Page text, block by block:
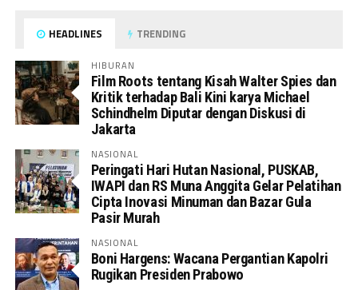
HEADLINES TRENDING
HIBURAN
Film Roots tentang Kisah Walter Spies dan
Kritik terhadap Bali Kini karya Michael
Schindhelm Diputar dengan Diskusi di
Jakarta
NASIONAL
Peringati Hari Hutan Nasional, PUSKAB,
IWAPI dan RS Muna Anggita Gelar Pelatihan
Cipta Inovasi Minuman dan Bazar Gula
Pasir Murah
NASIONAL
Boni Hargens: Wacana Pergantian Kapolri
Rugikan Presiden Prabowo